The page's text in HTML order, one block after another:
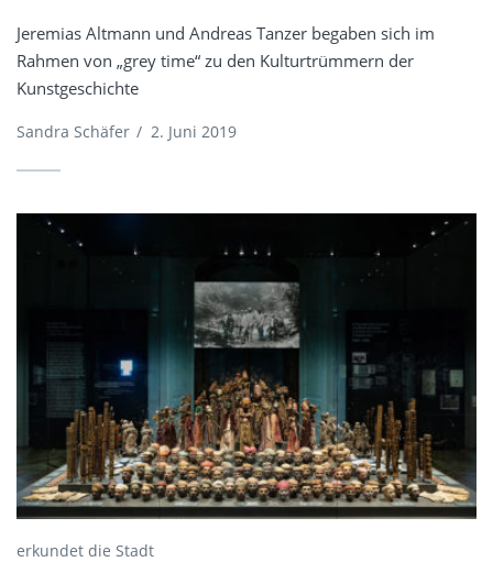
Jeremias Altmann und Andreas Tanzer begaben sich im
Rahmen von „grey time“ zu den Kulturtrümmern der
Kunstgeschichte
Sandra Schäfer / 2. Juni 2019
erkundet die Stadt